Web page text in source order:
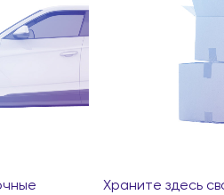
Храните здесь